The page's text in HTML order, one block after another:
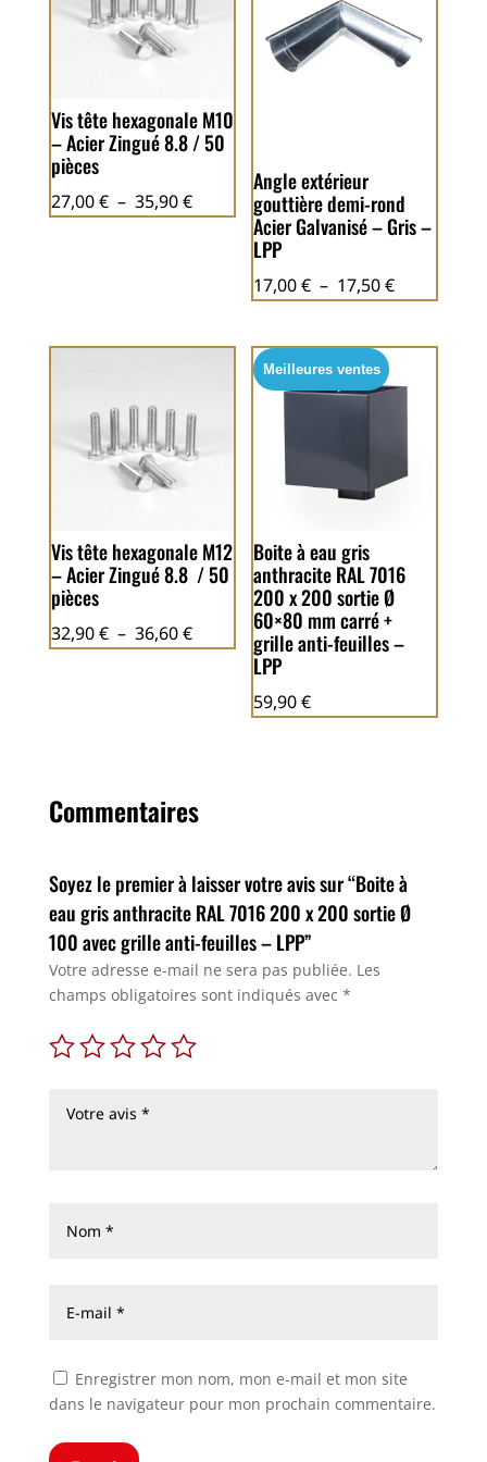
Vis tête hexagonale M10
– Acier Zingué 8.8 / 50
pièces
27,00€ – 35,90€Plage
35,90 €
Angle extérieur
gouttière demi-rond
Acier Galvanisé – Gris –
LPP
17,00€ – 17,50€Plage
prix :
à
Vis tête hexagonale M12
– Acier Zingué 8.8 / 50
pièces
32,90€ – 36,60€Plage
Meilleures ventes
Boite à eau gris
anthracite RAL 7016
200 x 200 sortie Ø
60×80 mm carré +
grille anti-feuilles –
LPP
59,90€
Commentaires
Soyez le premier à laisser votre avis sur “Boite à
eau gris anthracite RAL 7016 200 x 200 sortie Ø
100 avec grille anti-feuilles – LPP”
Votre adresse e-mail ne sera pas publiée. Les
champs obligatoires sont indiqués avec *
Enregistrer mon nom, mon e-mail et mon site
dans le navigateur pour mon prochain commentaire.